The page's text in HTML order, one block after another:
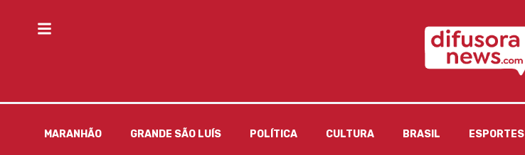
MARANHÃO GRANDE SÃO LUÍS POLÍTICA CULTURA BRASIL ESPORTES